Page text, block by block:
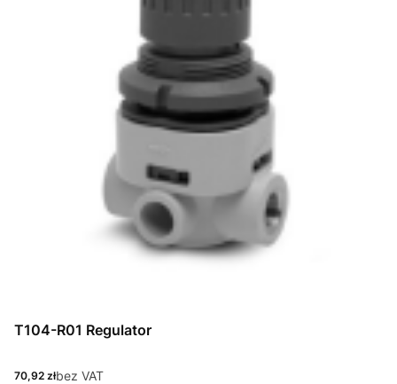
T104-R01 Regulator
Cena
70,92 złbez VAT